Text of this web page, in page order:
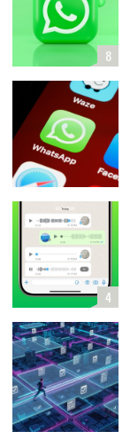
8
4